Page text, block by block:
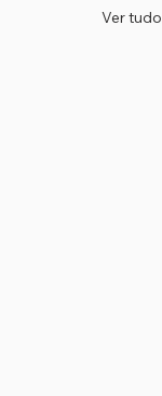
Ver tudo